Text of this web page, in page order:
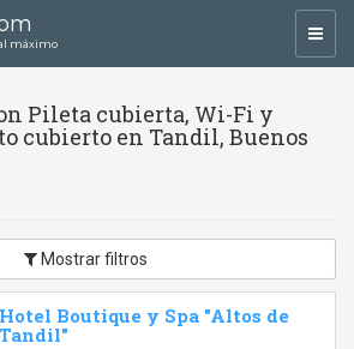
máximo
Pileta cubierta, Wi-Fi y
cubierto en Tandil, Buenos
Mostrar filtros
Hotel Boutique y Spa "Altos de
Tandil"